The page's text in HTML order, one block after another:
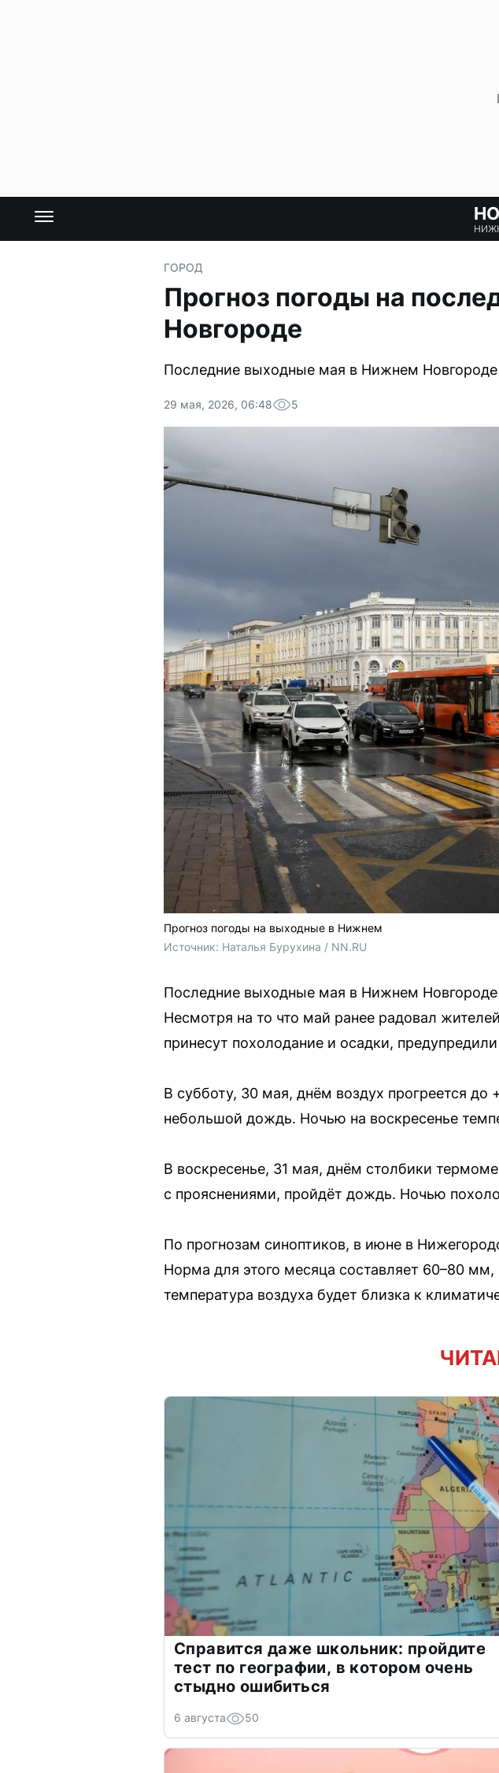
ГОРОД
Прогноз погоды на
Новгороде
Последние выходные мая в Нижнем
29 мая, 2026, 06:48 5
Прогноз погоды на выходные в Нижнем
Источник: Наталья Бурухина / NN.RU
Последние выходные мая в Нижнем Новгороде
Несмотря на то что май ранее радовал
принесут похолодание и осадки,
В субботу, 30 мая, днём воздух прогреется
небольшой дождь. Ночью на воскресенье
В воскресенье, 31 мая, днём столбики
с прояснениями, пройдёт дождь. Ночью
По прогнозам синоптиков, в июне в
Норма для этого месяца составляет 60–80
температура воздуха будет близка к
Справится даже школьник: пройдите
тест по географии, в котором очень
стыдно ошибиться
6 августа 50